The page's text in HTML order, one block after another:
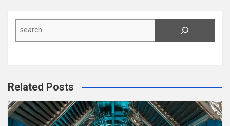
Search
Related Posts